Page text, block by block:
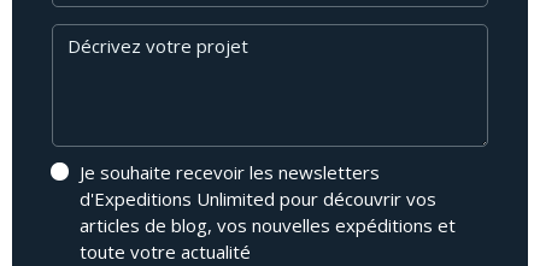
Message
Je souhaite recevoir les newsletters
d'Expeditions Unlimited pour découvrir vos
articles de blog, vos nouvelles expéditions et
toute votre actualité